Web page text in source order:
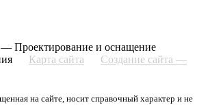
Проектирование и оснащение
Карта сайта
Создание сайта —
на сайте, носит справочный характер и не